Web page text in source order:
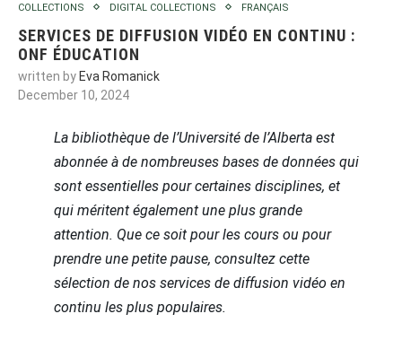
COLLECTIONS DIGITAL COLLECTIONS FRANÇAIS
SERVICES DE DIFFUSION VIDÉO EN CONTINU :
ONF ÉDUCATION
written by Eva Romanick
December 10, 2024
La bibliothèque de l’Université de l’Alberta est
abonnée à de nombreuses bases de données qui
sont essentielles pour certaines disciplines, et
qui méritent également une plus grande
attention. Que ce soit pour les cours ou pour
prendre une petite pause, consultez cette
sélection de nos services de diffusion vidéo en
continu les plus populaires.